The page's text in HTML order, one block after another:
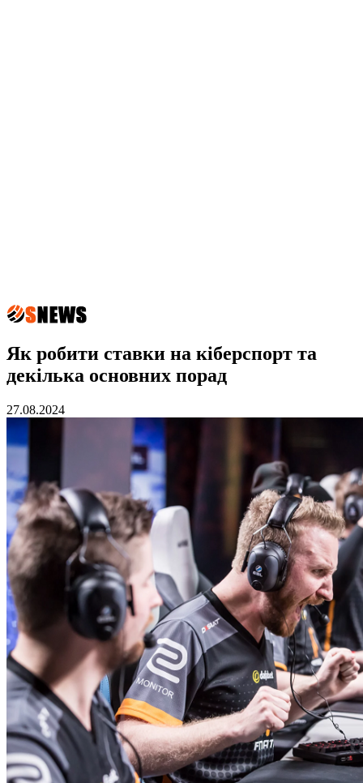
Як робити ставки на кіберспорт та
декілька основних порад
27.08.2024